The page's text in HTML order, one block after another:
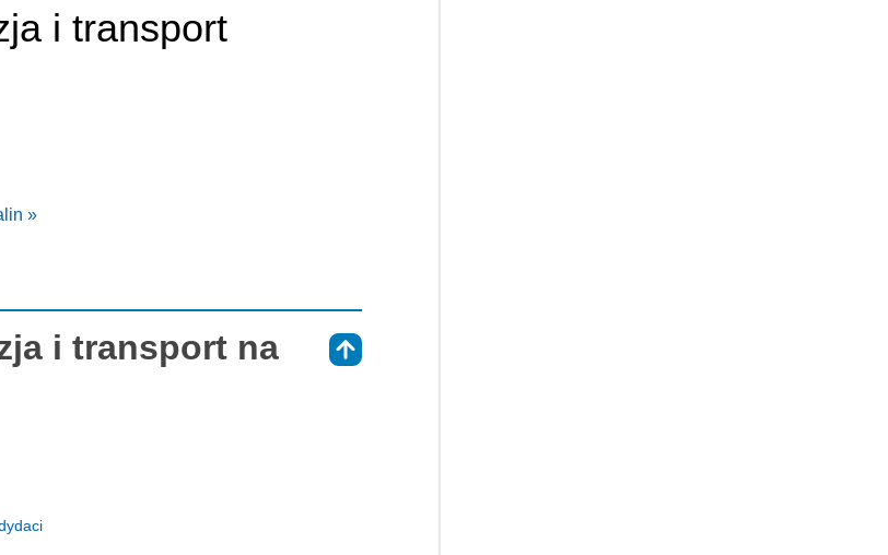
i transport
»
i transport na